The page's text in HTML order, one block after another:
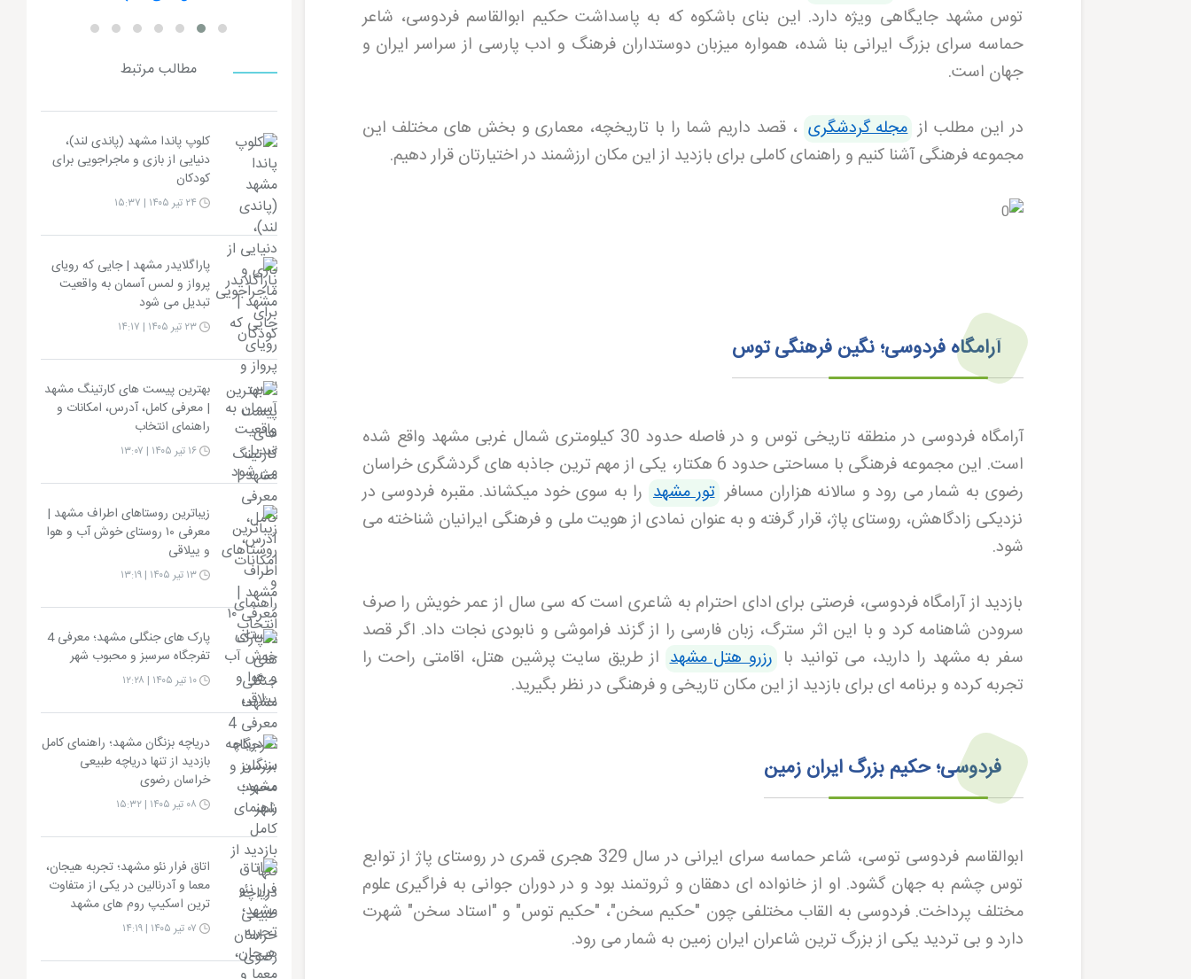
توس مشهد جایگاهی ویژه دارد. این بنای باشکوه که به پاسداشت حکیم ابوالقاسم فردوسی، شاعر
حماسه سرای بزرگ ایرانی بنا شده، همواره میزبان دوستداران فرهنگ و ادب پارسی از سراسر ایران و
جهان است.
در این مطلب از مجله گردشگری ، قصد داریم شما را با تاریخچه، معماری و بخش های مختلف این
مجموعه فرهنگی آشنا کنیم و راهنمای کاملی برای بازدید از این مکان ارزشمند در اختیارتان قرار دهیم.
آرامگاه فردوسی؛ نگین فرهنگی توس
آرامگاه فردوسی در منطقه تاریخی توس و در فاصله حدود 30 کیلومتری شمال غربی مشهد واقع شده
است. این مجموعه فرهنگی با مساحتی حدود 6 هکتار، یکی از مهم ترین جاذبه های گردشگری خراسان
رضوی به شمار می رود و سالانه هزاران مسافر تور مشهد را به سوی خود میکشاند. مقبره فردوسی در
نزدیکی زادگاهش، روستای پاژ، قرار گرفته و به عنوان نمادی از هویت ملی و فرهنگی ایرانیان شناخته می
شود.
بازدید از آرامگاه فردوسی، فرصتی برای ادای احترام به شاعری است که سی سال از عمر خویش را صرف
سرودن شاهنامه کرد و با این اثر سترگ، زبان فارسی را از گزند فراموشی و نابودی نجات داد. اگر قصد
سفر به مشهد را دارید، می توانید با رزرو هتل مشهد از طریق سایت پرشین هتل، اقامتی راحت را
تجربه کرده و برنامه ای برای بازدید از این مکان تاریخی و فرهنگی در نظر بگیرید.
فردوسی؛ حکیم بزرگ ایران زمین
ابوالقاسم فردوسی توسی، شاعر حماسه سرای ایرانی در سال 329 هجری قمری در روستای پاژ از توابع
توس چشم به جهان گشود. او از خانواده ای دهقان و ثروتمند بود و در دوران جوانی به فراگیری علوم
مختلف پرداخت. فردوسی به القاب مختلفی چون "حکیم سخن"، "حکیم توس" و "استاد سخن" شهرت
دارد و بی تردید یکی از بزرگ ترین شاعران ایران زمین به شمار می رود.
مطالب مرتبط
کلوپ پاندا مشهد (پاندی لند)،
دنیایی از بازی و ماجراجویی برای
کودکان
پاراگلایدر مشهد | جایی که رویای
پرواز و لمس آسمان به واقعیت
تبدیل می شود
۲۳ تیر ۱۴۰۵ | ۱۴:۱۷
بهترین پیست های کارتینگ مشهد
| معرفی کامل، آدرس، امکانات و
راهنمای انتخاب
۱۶ تیر ۱۴۰۵ | ۱۳:۰۷
زیباترین روستاهای اطراف مشهد |
معرفی ۱۰ روستای خوش آب و هوا
و ییلاقی
۱۳ تیر ۱۴۰۵ | ۱۳:۱۹
پارک های جنگلی مشهد؛ معرفی 4
تفرجگاه سرسبز و محبوب شهر
۱۰ تیر ۱۴۰۵ | ۱۲:۲۸
دریاچه بزنگان مشهد؛ راهنمای کامل
بازدید از تنها دریاچه طبیعی
خراسان رضوی
اتاق فرار نئو مشهد؛ تجربه هیجان،
معما و آدرنالین در یکی از متفاوت
ترین اسکیپ روم های مشهد